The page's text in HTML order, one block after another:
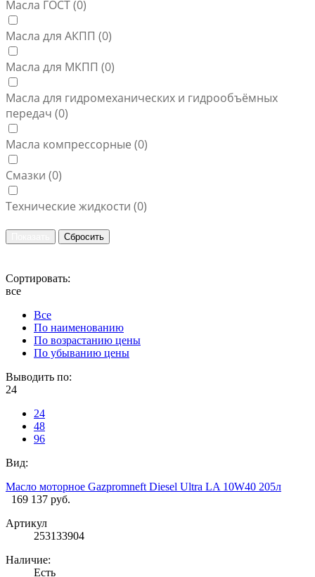
Масла ГОСТ (0)
Масла для АКПП (0)
Масла для МКПП (0)
Масла для гидромеханических и гидрообъёмных
передач (0)
Масла компрессорные (0)
Смазки (0)
Технические жидкости (0)
Сортировать:
все
Все
По наименованию
По возрастанию цены
По убыванию цены
Выводить по:
24
24
48
96
Вид:
Масло моторное Gazpromneft Diesel Ultra LA 10W40 205л
169 137 руб.
Артикул
253133904
Наличие:
Есть